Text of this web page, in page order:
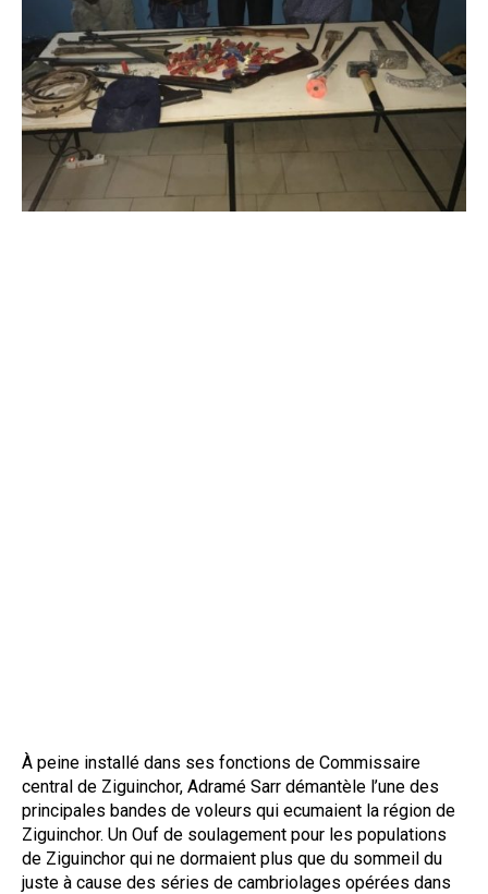
À peine installé dans ses fonctions de Commissaire
central de Ziguinchor, Adramé Sarr démantèle l’une des
principales bandes de voleurs qui ecumaient la région de
Ziguinchor. Un Ouf de soulagement pour les populations
de Ziguinchor qui ne dormaient plus que du sommeil du
juste à cause des séries de cambriolages opérées dans